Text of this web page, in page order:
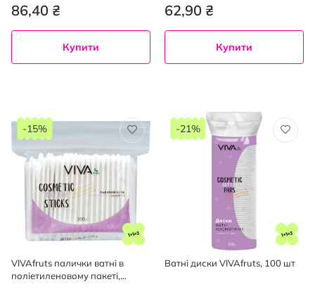
86,40 ₴
Купити
62,90 ₴
Купити
VIVAfruts палички ватні в
поліетиленовому пакеті,
-15%
Ватні диски VIVAfruts, 100 шт
-21%